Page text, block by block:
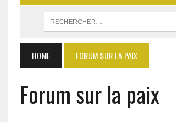
HOME FORUM SUR LA PAIX
Forum sur la paix